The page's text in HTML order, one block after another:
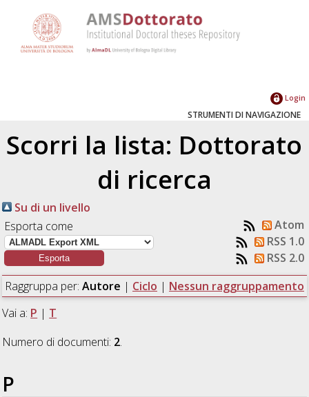
Login
STRUMENTI DI NAVIGAZIONE
Scorri la lista: Dottorato
di ricerca
Su di un livello
Esporta come
Atom
RSS 1.0
RSS 2.0
Raggruppa per: Autore | Ciclo | Nessun raggruppamento
Vai a: P | T
Numero di documenti: 2.
P